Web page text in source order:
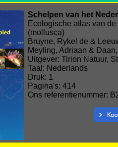
Schelpen van het
Ecologische atlas van
(mollusca)
Bruyne, Rykel de &
Meyling, Adriaan &
Uitgever: Tirion Natuur,
Taal: Nederlands
Druk: 1
Pagina's: 414
Ons referentienummer: